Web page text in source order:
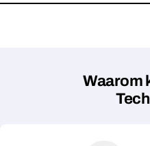
Deel dit product
email
Waarom